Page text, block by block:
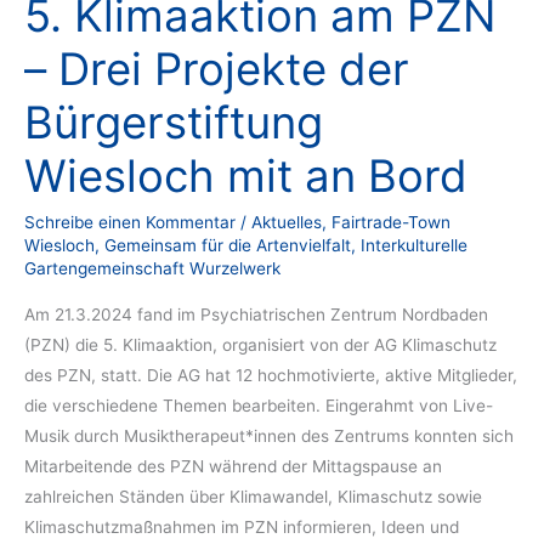
5. Klimaaktion am PZN
– Drei Projekte der
Bürgerstiftung
Wiesloch mit an Bord
Schreibe einen Kommentar / Aktuelles, Fairtrade-Town
Wiesloch, Gemeinsam für die Artenvielfalt, Interkulturelle
Gartengemeinschaft Wurzelwerk
Am 21.3.2024 fand im Psychiatrischen Zentrum Nordbaden
(PZN) die 5. Klimaaktion, organisiert von der AG Klimaschutz
des PZN, statt. Die AG hat 12 hochmotivierte, aktive Mitglieder,
die verschiedene Themen bearbeiten. Eingerahmt von Live-
Musik durch Musiktherapeut*innen des Zentrums konnten sich
Mitarbeitende des PZN während der Mittagspause an
zahlreichen Ständen über Klimawandel, Klimaschutz sowie
Klimaschutzmaßnahmen im PZN informieren, Ideen und